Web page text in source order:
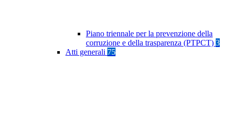
Piano triennale per la prevenzione della
corruzione e della trasparenza (PTPCT) 3
Atti generali 75